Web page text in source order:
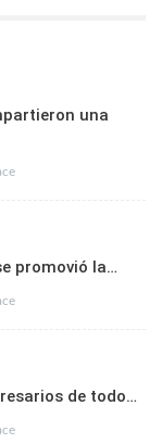
una
promovió la…
de todo…